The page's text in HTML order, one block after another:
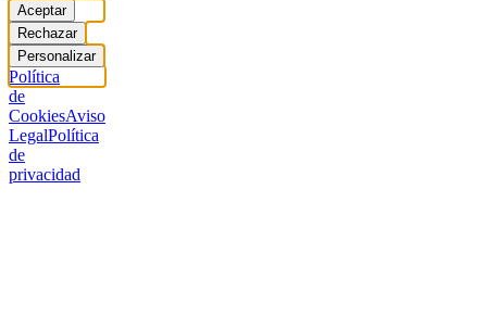
Aceptar
Rechazar
Personalizar
Política
de
CookiesAviso
LegalPolítica
de
privacidad